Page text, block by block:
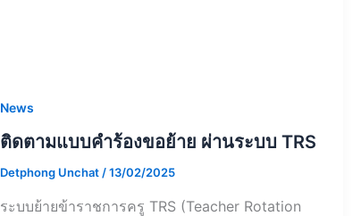
News
ติดตามแบบคำร้องขอย้าย ผ่านระบบ TRS
Detphong Unchat /13/02/2025
ระบบย้ายข้าราชการครู TRS (Teacher Rotation